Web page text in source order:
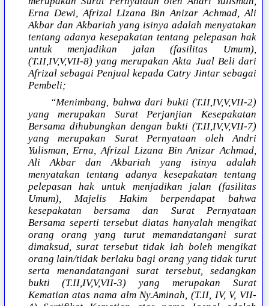
Erna Dewi, Afrizal LIzana Bin Anizar Achmad, Ali
Akbar dan Akbariah yang isinya adalah menyatakan
tentang adanya kesepakatan tentang pelepasan hak
untuk menjadikan jalan (fasilitas Umum),
(T.II,IV,V,VII-8) yang merupakan Akta Jual Beli dari
Afrizal sebagai Penjual kepada Catry Jintar sebagai
Pembeli;
“Menimbang, bahwa dari bukti (T.II,IV,V,VII-2)
yang merupakan Surat Perjanjian Kesepakatan
Bersama dihubungkan dengan bukti (T.II,IV,V,VII-7)
yang merupakan Surat Pernyataan oleh Andri
Yulisman, Erna, Afrizal Lizana Bin Anizar Achmad,
Ali Akbar dan Akbariah yang isinya adalah
menyatakan tentang adanya kesepakatan tentang
pelepasan hak untuk menjadikan jalan (fasilitas
Umum), Majelis Hakim berpendapat bahwa
kesepakatan bersama dan Surat Pernyataan
Bersama seperti tersebut diatas hanyalah mengikat
orang orang yang turut memandatangani surat
dimaksud, surat tersebut tidak lah boleh mengikat
orang lain/tidak berlaku bagi orang yang tidak turut
serta menandatangani surat tersebut, sedangkan
bukti (T.II,IV,V,VII-3) yang merupakan Surat
Kematian atas nama alm Ny.Aminah, (T.II, IV, V, VII-